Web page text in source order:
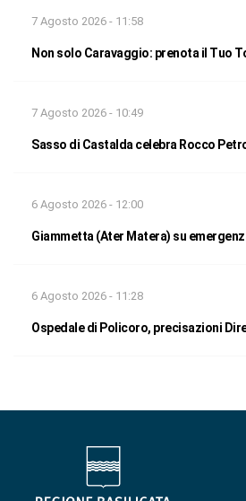
7 Agosto 2026 - 11:58
Non solo Caravaggio: prenota il Tuo
7 Agosto 2026 - 10:49
Sasso di Castalda celebra Rocco
6 Agosto 2026 - 12:00
Giammetta (Ater Matera) su
6 Agosto 2026 - 11:28
Ospedale di Policoro, precisazioni